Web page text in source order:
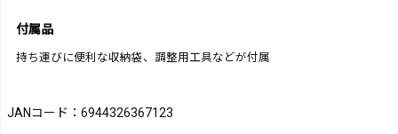
付属品
持ち運びに便利な収納袋、調整用工具などが付属
JANコード：6944326367123